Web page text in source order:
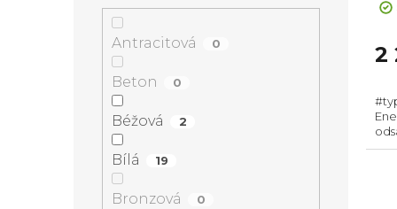
Antracitová 0
Beton 0
Béžová 2
Bílá 19
Bronzová 0
2